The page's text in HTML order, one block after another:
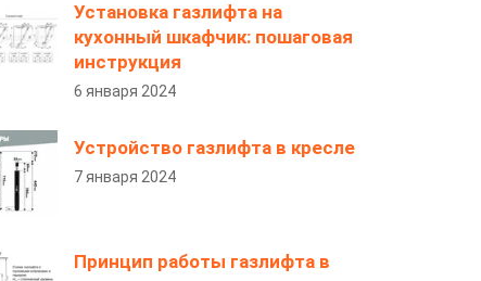
Установка газлифта на
кухонный шкафчик: пошаговая
инструкция
6 января 2024
Устройство газлифта в кресле
7 января 2024
Принцип работы газлифта в